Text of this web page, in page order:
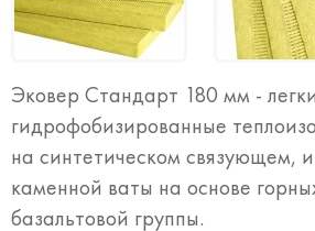
Эковер Стандарт 180 мм -
гидрофобизированные
на синтетическом связующем,
каменной ваты на основе
базальтовой группы.